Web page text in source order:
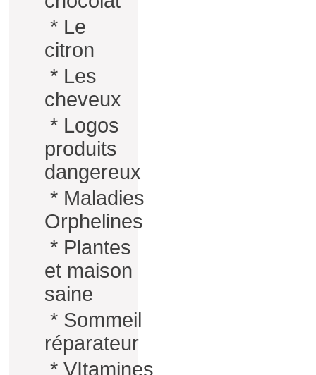
* Le
citron
* Les
cheveux
* Logos
produits
dangereux
* Maladies
Orphelines
* Plantes
et maison
saine
* Sommeil
réparateur
* VItamines